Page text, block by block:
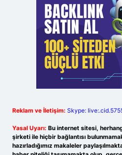
Reklam ve İletişim: Skype:
Yasal Uyarı: Bu internet sitesi,
şirketi ile hiçbir bağlantısı
hazırladığımız makaleler